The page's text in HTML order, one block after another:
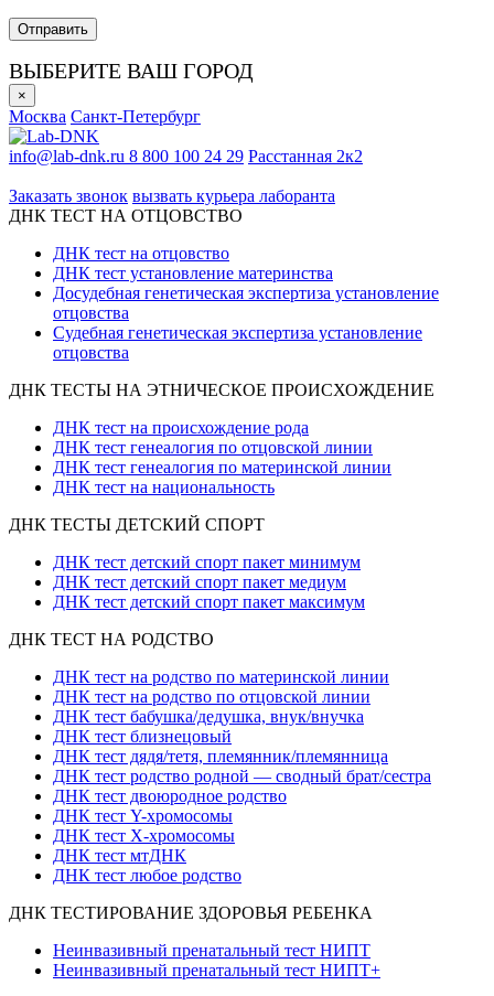
ВЫБЕРИТЕ ВАШ ГОРОД
×
Москва Санкт-Петербург
info@lab-dnk.ru 8 800 100 24 29 Расстанная 2к2
Заказать звонок вызвать курьера лаборанта
ДНК ТЕСТ НА ОТЦОВСТВО
ДНК тест на отцовство
ДНК тест установление материнства
Досудебная генетическая экспертиза установление
отцовства
Судебная генетическая экспертиза установление
отцовства
ДНК ТЕСТЫ НА ЭТНИЧЕСКОЕ ПРОИСХОЖДЕНИЕ
ДНК тест на происхождение рода
ДНК тест генеалогия по отцовской линии
ДНК тест генеалогия по материнской линии
ДНК тест на национальность
ДНК ТЕСТЫ ДЕТСКИЙ СПОРТ
ДНК тест детский спорт пакет минимум
ДНК тест детский спорт пакет медиум
ДНК тест детский спорт пакет максимум
ДНК ТЕСТ НА РОДСТВО
ДНК тест на родство по материнской линии
ДНК тест на родство по отцовской линии
ДНК тест бабушка/дедушка, внук/внучка
ДНК тест близнецовый
ДНК тест дядя/тетя, племянник/племянница
ДНК тест родство родной — сводный брат/сестра
ДНК тест двоюродное родство
ДНК тест Y-хромосомы
ДНК тест X-хромосомы
ДНК тест мтДНК
ДНК тест любое родство
ДНК ТЕСТИРОВАНИЕ ЗДОРОВЬЯ РЕБЕНКА
Неинвазивный пренатальный тест НИПТ
Неинвазивный пренатальный тест НИПТ+